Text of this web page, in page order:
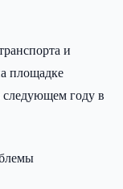
и
площадке
году в